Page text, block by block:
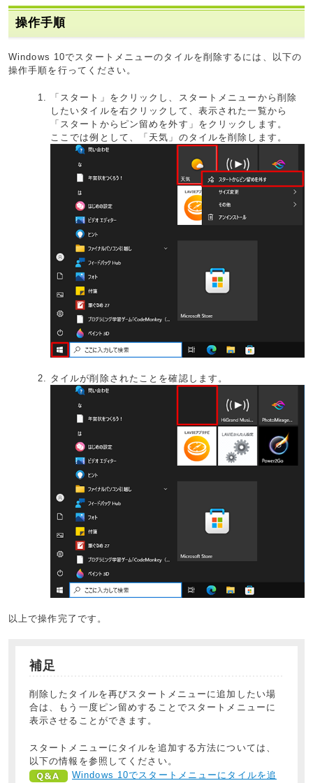
操作手順
Windows 10でスタートメニューのタイルを削除するには、以下の
操作手順を行ってください。
「スタート」をクリックし、スタートメニューから削除
したいタイルを右クリックして、表示された一覧から
「スタートからピン留めを外す」をクリックします。
ここでは例として、「天気」のタイルを削除します。
タイルが削除されたことを確認します。
以上で操作完了です。
補足
削除したタイルを再びスタートメニューに追加したい場
合は、もう一度ピン留めすることでスタートメニューに
表示させることができます。
スタートメニューにタイルを追加する方法については、
以下の情報を参照してください。
Windows 10でスタートメニューにタイルを追